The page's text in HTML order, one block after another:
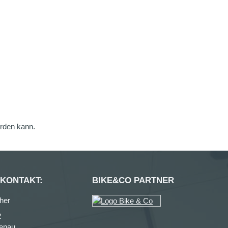
kann.
BIKE&CO PARTNER